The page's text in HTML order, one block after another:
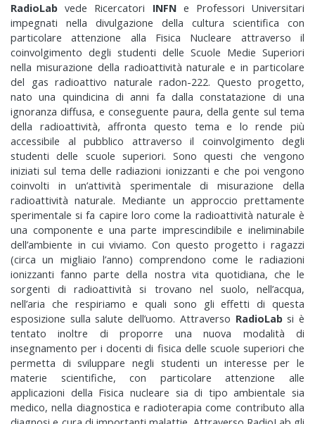
RadioLab vede Ricercatori INFNe Professori Universitari
impegnati nella divulgazione della cultura scientifica con
particolare attenzione alla Fisica Nucleare attraverso il
coinvolgimento degli studenti delle Scuole Medie Superiori
nella misurazione della radioattività naturale e in particolare
del gas radioattivo naturale radon-222. Questo progetto,
nato una quindicina di anni fa dalla constatazione di una
ignoranza diffusa, e conseguente paura, della gente sul tema
della radioattività, affronta questo tema e lo rende più
accessibile al pubblico attraverso il coinvolgimento degli
studenti delle scuole superiori. Sono questi che vengono
iniziati sul tema delle radiazioni ionizzanti e che poi vengono
coinvolti in un’attività sperimentale di misurazione della
radioattività naturale. Mediante un approccio prettamente
sperimentale si fa capire loro come la radioattività naturale è
una componente e una parte imprescindibile e ineliminabile
dell’ambiente in cui viviamo. Con questo progetto i ragazzi
(circa un migliaio l’anno) comprendono come le radiazioni
ionizzanti fanno parte della nostra vita quotidiana, che le
sorgenti di radioattività si trovano nel suolo, nell’acqua,
nell’aria che respiriamo e quali sono gli effetti di questa
esposizione sulla salute dell’uomo. Attraverso RadioLabsi è
tentato inoltre di proporre una nuova modalità di
insegnamento per i docenti di fisica delle scuole superiori che
permetta di sviluppare negli studenti un interesse per le
materie scientifiche, con particolare attenzione alle
applicazioni della Fisica nucleare sia di tipo ambientale sia
medico, nella diagnostica e radioterapia come contributo alla